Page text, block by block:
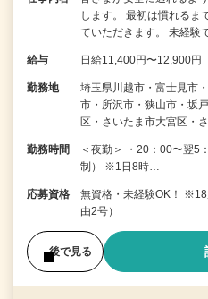
します。 最初は慣れるま
ていただきます。 未経験
給与 日給11,400円〜12,900円
勤務地
埼玉県川越市・富士見市
市・所沢市・狭山市・坂
区・さいたま市大宮区・
勤務時間
＜夜勤＞ ・20：00〜翌5
制） ※1日8時…
応募資格
無資格・未経験OK！
由2号）
後で見る